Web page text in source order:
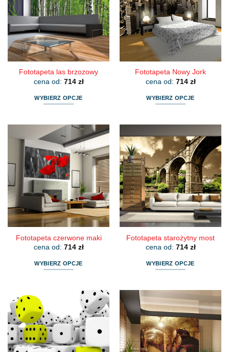
można
na
stronie
produktu
można
wybrać
na
stronie
produktu
Fototapeta las brzozowy
cena od: 714 zł
WYBIERZ OPCJE
ma
wiele
wariantów.
Opcje
można
wybrać
stronie
produktu
Fototapeta Nowy Jork
cena od: 714 zł
WYBIERZ OPCJE
wiele
wariantów.
Opcje
można
wybrać
na
stronie
produktu
Fototapeta czerwone maki
cena od: 714 zł
WYBIERZ OPCJE
wariantów.
Opcje
można
Fototapeta starożytny most
cena od: 714 zł
WYBIERZ OPCJE
wiele
wariantów.
Opcje
można